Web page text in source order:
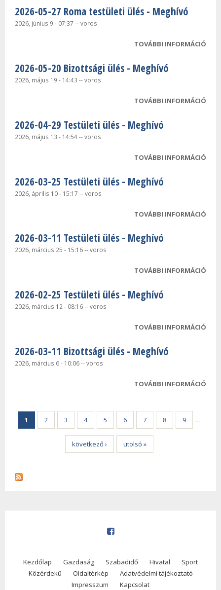
2026-05-27 Roma testületi ülés - Meghívó
2026, június 9 - 07:37 --voros
TOVÁBBI INFORMÁCIÓ
2026-05-20 Bizottsági ülés - Meghívó
2026, május 19 - 14:43 --voros
TOVÁBBI INFORMÁCIÓ
2026-04-29 Testületi ülés - Meghívó
2026, május 13 - 14:54--voros
TOVÁBBI INFORMÁCIÓ
2026-03-25 Testületi ülés - Meghívó
2026, április 10 - 15:17 --voros
TOVÁBBI INFORMÁCIÓ
2026-03-11 Testületi ülés - Meghívó
2026, március 25 - 15:16--voros
TOVÁBBI INFORMÁCIÓ
2026-02-25 Testületi ülés - Meghívó
2026, március 12 - 08:16--voros
TOVÁBBI INFORMÁCIÓ
2026-03-11 Bizottsági ülés - Meghívó
2026, március 6 - 10:06--voros
TOVÁBBI INFORMÁCIÓ
Oldalak
1 2 3 4 5 6 7 8 9 …
következő › utolsó »
Kezdőlap Gazdaság Szabadidő Hivatal
Sport
Közérdekű
Oldaltérkép
Adatvédelmi tájékoztató
Impresszum
Kapcsolat